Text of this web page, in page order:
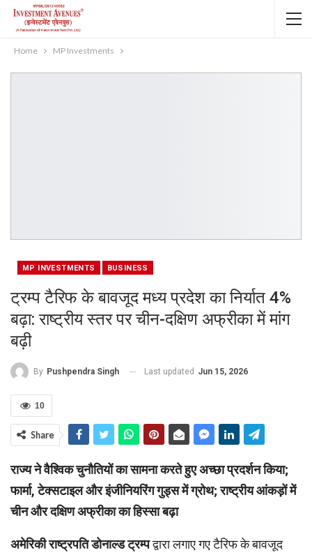
Home MP Investments
MP INVESTMENTS BUSINESS
ट्रम्प टैरिफ के बावजूद मध्य प्रदेश का निर्यात 4%
बढ़ा: राष्ट्रीय स्तर पर चीन-दक्षिण अफ्रीका में मांग
बढ़ी
By Pushpendra Singh Last updated Jun 15, 2026
10
Share
राज्य ने वैश्विक चुनौतियों का सामना करते हुए अच्छा प्रदर्शन किया;
फार्मा, टेक्सटाइल और इंजीनियरिंग गुड्स में ग्रोथ; राष्ट्रीय आंकड़ों में
चीन और दक्षिण अफ्रीका का हिस्सा बढ़ा
अमेरिकी राष्ट्रपति डोनाल्ड ट्रम्पद्वारा लगाए गए टैरिफ के बावजूद